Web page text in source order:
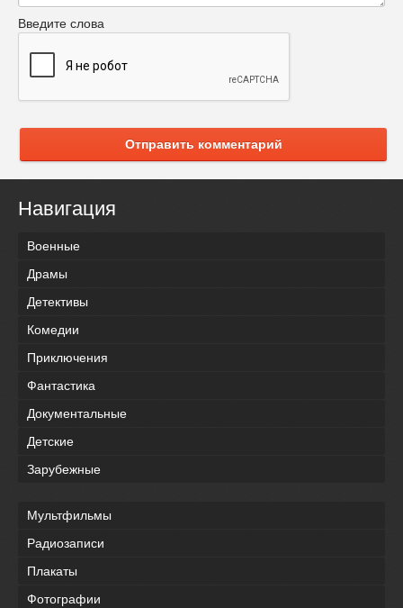
Введите слова
Отправить комментарий
Навигация
Военные
Драмы
Детективы
Комедии
Приключения
Фантастика
Документальные
Детские
Зарубежные
Мультфильмы
Радиозаписи
Плакаты
Фотографии